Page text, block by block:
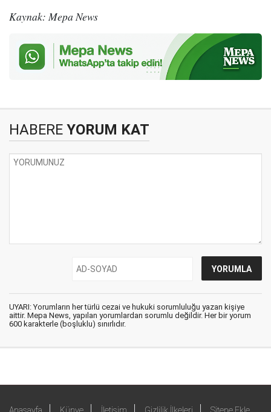
Kaynak: Mepa News
HABERE YORUM KAT
UYARI: Yorumların her türlü cezai ve hukuki sorumluluğu yazan kişiye
aittir. Mepa News, yapılan yorumlardan sorumlu değildir. Her bir yorum
600 karakterle (boşluklu) sınırlıdır.